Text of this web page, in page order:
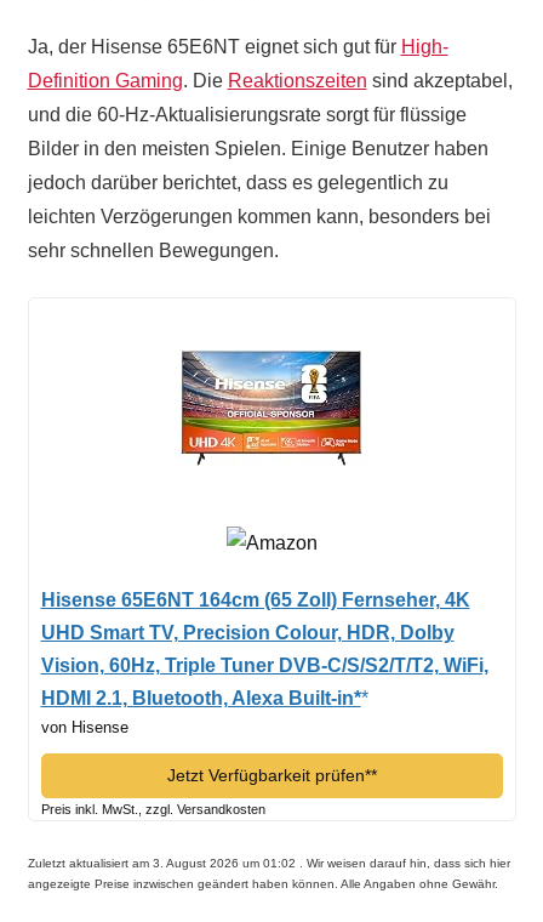
Ja, der Hisense 65E6NT eignet sich gut für High-
Definition Gaming. Die Reaktionszeiten sind akzeptabel,
und die 60-Hz-Aktualisierungsrate sorgt für flüssige
Bilder in den meisten Spielen. Einige Benutzer haben
jedoch darüber berichtet, dass es gelegentlich zu
leichten Verzögerungen kommen kann, besonders bei
sehr schnellen Bewegungen.
Hisense 65E6NT 164cm (65 Zoll) Fernseher, 4K
UHD Smart TV, Precision Colour, HDR, Dolby
Vision, 60Hz, Triple Tuner DVB-C/S/S2/T/T2, WiFi,
HDMI 2.1, Bluetooth, Alexa Built-in*
von Hisense
Jetzt Verfügbarkeit prüfen*
Preis inkl. MwSt., zzgl. Versandkosten
Zuletzt aktualisiert am 3. August 2026 um 01:02 . Wir weisen darauf hin, dass sich hier
angezeigte Preise inzwischen geändert haben können. Alle Angaben ohne Gewähr.